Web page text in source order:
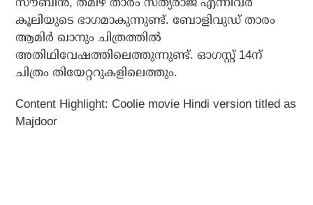
കൂലിയുടെ ഭാഗമാകുന്നുണ്ട്. ബോളിവുഡ് താരം
ആമിര്‍ ഖാനും ചിത്രത്തില്‍
അതിഥിവേഷത്തിലെത്തുന്നുണ്ട്. ഓഗസ്റ്റ് 14ന്
ചിത്രം തിയേറ്ററുകളിലെത്തും.
Content Highlight: Coolie movie Hindi version titled as
Majdoor